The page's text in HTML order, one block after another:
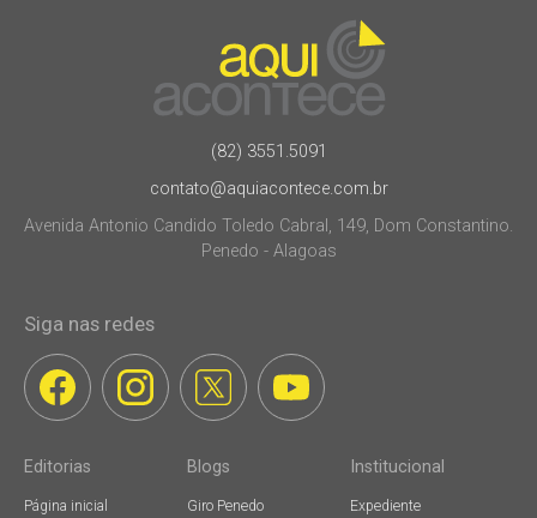
(82) 3551.5091
contato@aquiacontece.com.br
Avenida Antonio Candido Toledo Cabral, 149, Dom Constantino.
Penedo - Alagoas
Siga nas redes
Editorias
Página inicial
Blogs
Giro Penedo
Institucional
Expediente